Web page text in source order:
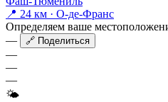
📍 24 км · О-де-Франс
Определяем ваше
—
🔗 Поделиться
—
—
—
🌤